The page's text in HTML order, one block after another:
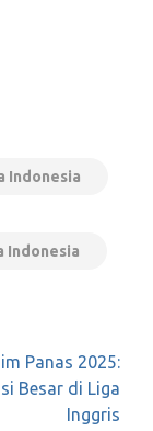
Indonesia
Indonesia
Panas 2025:
Besar di Liga
Inggris